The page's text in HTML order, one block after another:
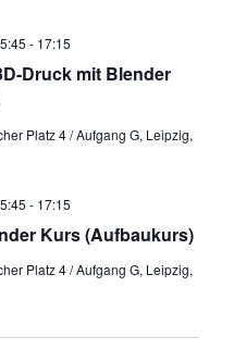
Druck mit Blender
- 17:15
Platz 4 / Aufgang G, Leipzig,
Kurs (Aufbaukurs)
- 17:15
Platz 4 / Aufgang G, Leipzig,